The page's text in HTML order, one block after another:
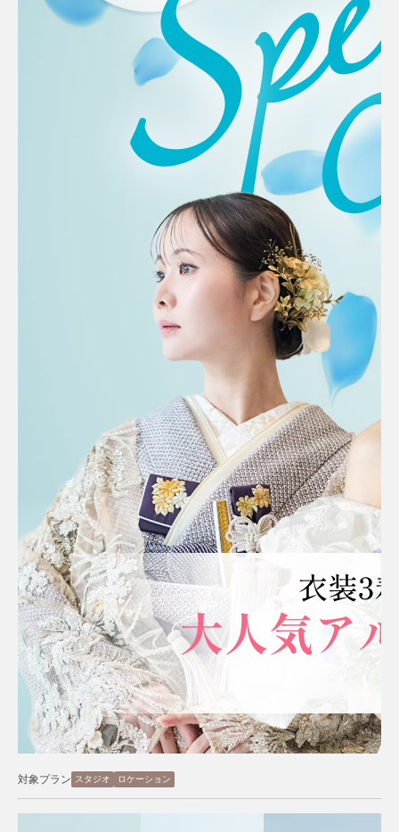
対象プラン スタジオ ロケーション